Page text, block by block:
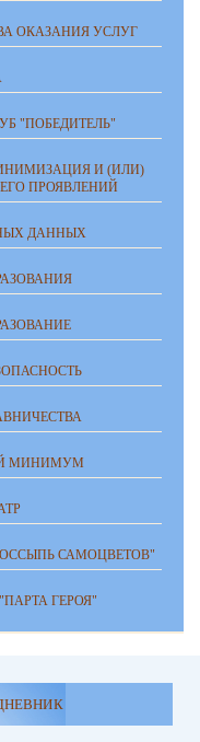
ОКАЗАНИЯ УСЛУГ
"ПОБЕДИТЕЛЬ"
И (ИЛИ)
ПРОЯВЛЕНИЙ
ДАННЫХ
МИНИМУМ
САМОЦВЕТОВ"
ГЕРОЯ"